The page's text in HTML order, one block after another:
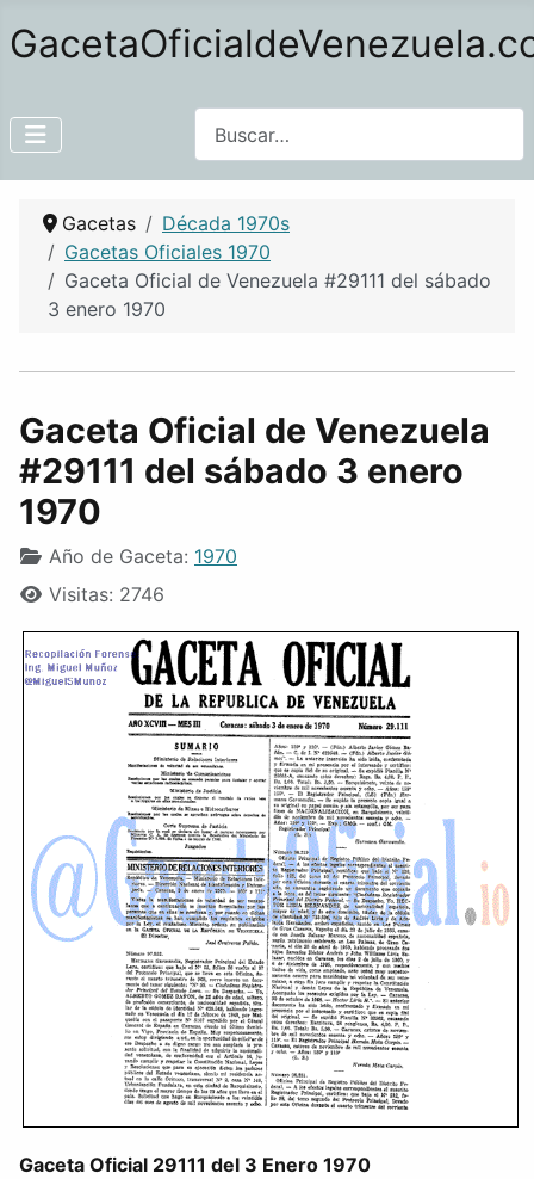
Gacetas
Década 1970s
Gacetas Oficiales 1970
Gaceta Oficial de Venezuela #29111 del sábado
3 enero 1970
Gaceta Oficial de Venezuela
#29111 del sábado 3 enero
1970
Año de Gaceta: 1970
Visitas: 2746
Gaceta Oficial 29111 del 3 Enero 1970